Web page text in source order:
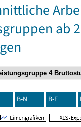
ab
B-N B-F